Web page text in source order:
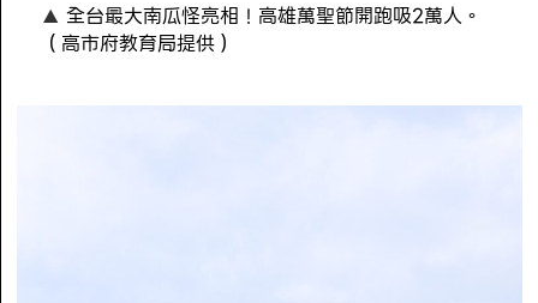
全台最大南瓜怪亮相！高雄萬聖節開跑吸2萬人。
（高市府教育局提供）